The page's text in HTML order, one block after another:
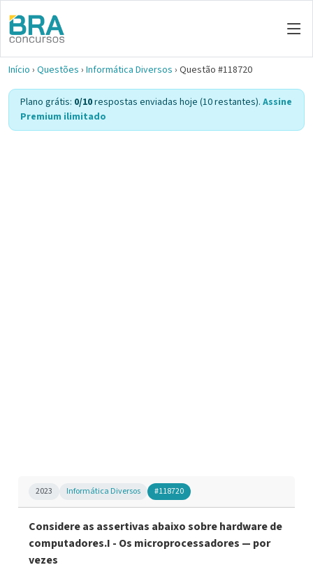
Início › Questões › Informática Diversos › Questão #118720
Plano grátis: 0/10respostas enviadas hoje (10 restantes). Assine
Premium ilimitado
2023 Informática Diversos #118720
Considere as assertivas abaixo sobre hardware de
computadores.I - Os microprocessadores — por
vezes